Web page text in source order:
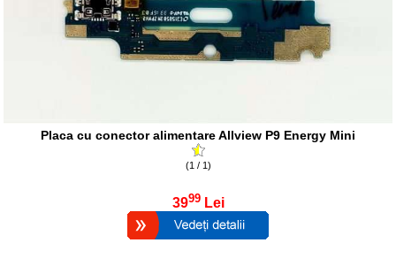
Placa cu conector alimentare Allview P9 Energy Mini
(1 / 1)
3999 Lei